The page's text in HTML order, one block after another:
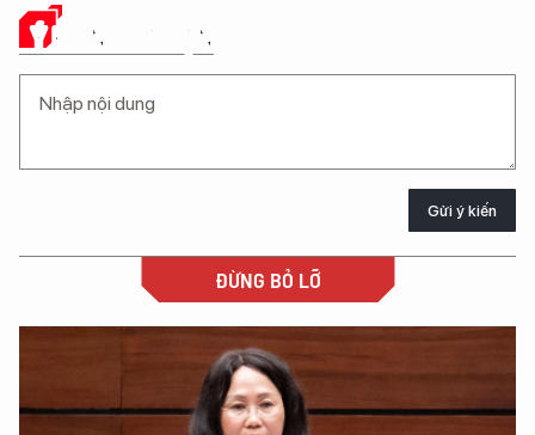
Ý KIẾN CỦA BẠN
Gửi ý kiến
ĐỪNG BỎ LỠ